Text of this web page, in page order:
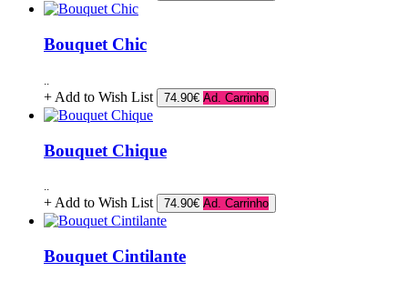
Bouquet Chic
+ Add to Wish List 74.90€ Ad. Carrinho
Bouquet Chique
..
+ Add to Wish List 74.90€ Ad. Carrinho
Bouquet Cintilante